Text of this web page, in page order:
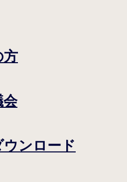
方
会
ンロード